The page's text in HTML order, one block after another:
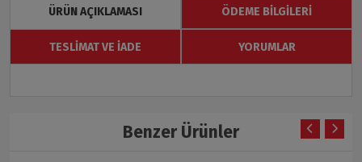
ÜRÜN AÇIKLAMASI ÖDEME BILGILERI
TESLIMAT VE İADE YORUMLAR
Benzer Ürünler